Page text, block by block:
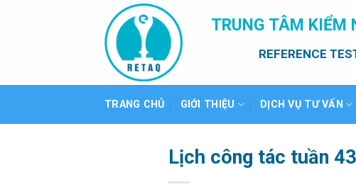
TRUNG TÂM KIỂM
REFERENCE
TRANG CHỦ GIỚI THIỆU DỊCH VỤ TƯ VẤN
Lịch công tác tuần